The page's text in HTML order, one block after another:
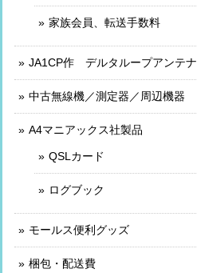
家族会員、転送手数料
JA1CP作 デルタループアンテナ
中古無線機／測定器／周辺機器
A4マニアックス社製品
QSLカード
ログブック
モールス便利グッズ
梱包・配送費